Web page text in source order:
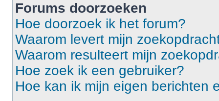
Forums doorzoeken
Hoe doorzoek ik het forum?
Waarom levert mijn
Waarom resulteert mijn
Hoe zoek ik een gebruiker?
Hoe kan ik mijn eigen berichten